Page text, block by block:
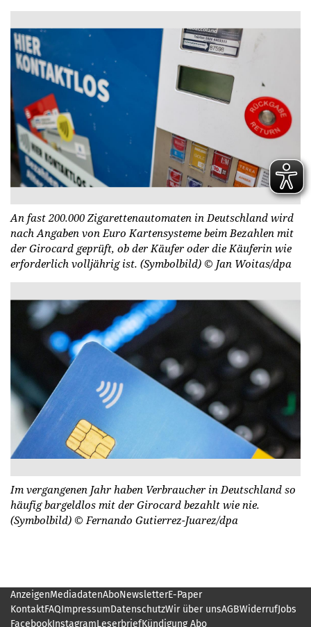
An fast 200.000 Zigarettenautomaten in Deutschland wird
nach Angaben von Euro Kartensysteme beim Bezahlen mit
der Girocard geprüft, ob der Käufer oder die Käuferin wie
erforderlich volljährig ist. (Symbolbild) © Jan Woitas/dpa
Im vergangenen Jahr haben Verbraucher in Deutschland so
häufig bargeldlos mit der Girocard bezahlt wie nie.
(Symbolbild) © Fernando Gutierrez-Juarez/dpa
AnzeigenMediadatenAboNewsletterE-Paper
KontaktFAQImpressumDatenschutzWir über unsAGBWiderrufJobs
FacebookInstagramLeserbriefKündigung Abo